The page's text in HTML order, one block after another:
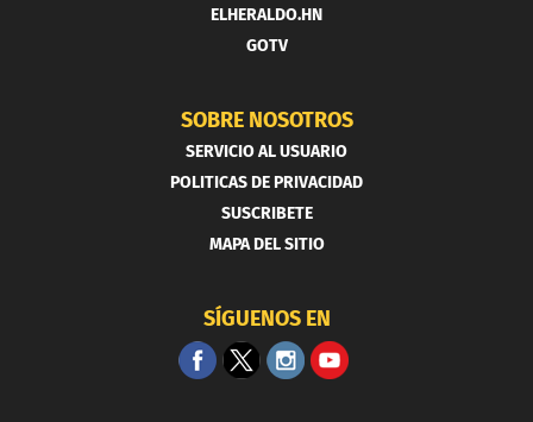
ELHERALDO.HN
GOTV
SOBRE NOSOTROS
SERVICIO AL USUARIO
POLITICAS DE PRIVACIDAD
SUSCRIBETE
MAPA DEL SITIO
SÍGUENOS EN